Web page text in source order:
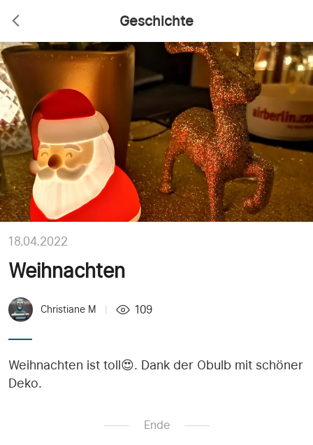
Geschichte
18.04.2022
Weihnachten
Christiane M 109
Weihnachten ist toll😍. Dank der Obulb mit schöner
Deko.
Ende